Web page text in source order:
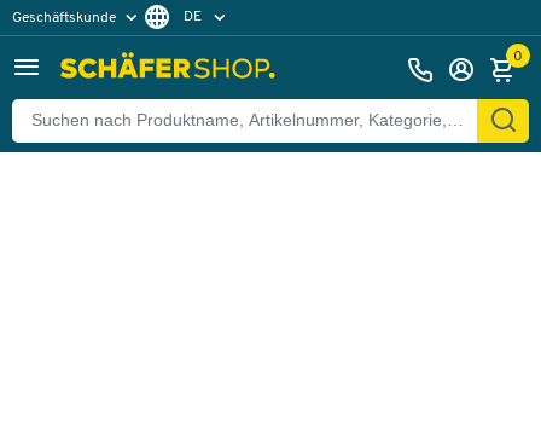
Geschäftskunde DE
0
Zurück